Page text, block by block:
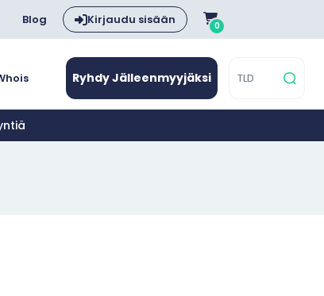
Blog Kirjaudu sisään 0
Ryhdy Jälleenmyyjäksi